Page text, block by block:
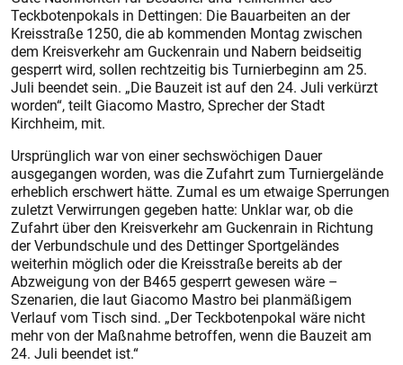
Teckbotenpokals in Dettingen: Die Bauarbeiten an der
Kreisstraße 1250, die ab kommenden Montag zwischen
dem Kreisverkehr am Guckenrain und Nabern beidseitig
gesperrt wird, sollen rechtzeitig bis Turnierbeginn am 25.
Juli beendet sein. „Die Bauzeit ist auf den 24. Juli verkürzt
worden“, teilt Giacomo Mastro, Sprecher der Stadt
Kirchheim, mit.
Ursprünglich war von einer sechswöchigen Dauer
ausgegangen worden, was die Zufahrt zum Turniergelände
erheblich erschwert hätte. Zumal es um etwaige Sperrungen
zuletzt Verwirrungen gegeben hatte: Unklar war, ob die
Zufahrt über den Kreisverkehr am Guckenrain in Richtung
der Verbundschule und des Dettinger Sportgeländes
weiterhin möglich oder die Kreisstraße bereits ab der
Abzweigung von der B465 gesperrt gewesen wäre –
Szenarien, die laut Giacomo Mastro bei planmäßigem
Verlauf vom Tisch sind. „Der Teckbotenpokal wäre nicht
mehr von der Maßnahme betroffen, wenn die Bauzeit am
24. Juli beendet ist.“